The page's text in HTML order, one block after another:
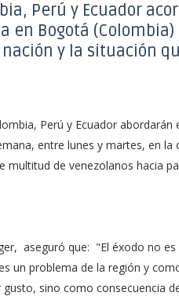
Perú y Ecuador
Bogotá (Colombia)
y la situación
Perú y Ecuador abordarán
entre lunes y martes, en la
de venezolanos hacia
aseguró que: "El éxodo no
un problema de la región y
sino como consecuencia